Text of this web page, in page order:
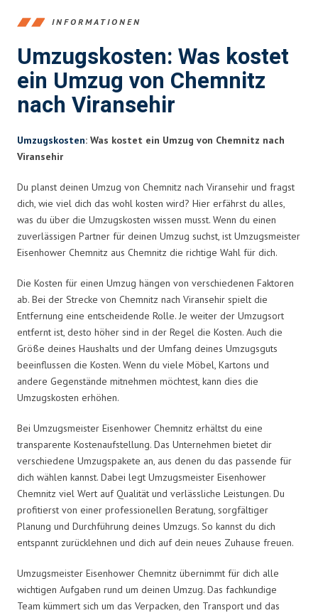
INFORMATIONEN
Umzugskosten: Was kostet
ein Umzug von Chemnitz
nach Viransehir
Umzugskosten: Was kostet ein Umzug von Chemnitz nach
Viransehir
Du planst deinen Umzug von Chemnitz nach Viransehir und fragst
dich, wie viel dich das wohl kosten wird? Hier erfährst du alles,
was du über die Umzugskosten wissen musst. Wenn du einen
zuverlässigen Partner für deinen Umzug suchst, ist Umzugsmeister
Eisenhower Chemnitz aus Chemnitz die richtige Wahl für dich.
Die Kosten für einen Umzug hängen von verschiedenen Faktoren
ab. Bei der Strecke von Chemnitz nach Viransehir spielt die
Entfernung eine entscheidende Rolle. Je weiter der Umzugsort
entfernt ist, desto höher sind in der Regel die Kosten. Auch die
Größe deines Haushalts und der Umfang deines Umzugsguts
beeinflussen die Kosten. Wenn du viele Möbel, Kartons und
andere Gegenstände mitnehmen möchtest, kann dies die
Umzugskosten erhöhen.
Bei Umzugsmeister Eisenhower Chemnitz erhältst du eine
transparente Kostenaufstellung. Das Unternehmen bietet dir
verschiedene Umzugspakete an, aus denen du das passende für
dich wählen kannst. Dabei legt Umzugsmeister Eisenhower
Chemnitz viel Wert auf Qualität und verlässliche Leistungen. Du
profitierst von einer professionellen Beratung, sorgfältiger
Planung und Durchführung deines Umzugs. So kannst du dich
entspannt zurücklehnen und dich auf dein neues Zuhause freuen.
Umzugsmeister Eisenhower Chemnitz übernimmt für dich alle
wichtigen Aufgaben rund um deinen Umzug. Das fachkundige
Team kümmert sich um das Verpacken, den Transport und das